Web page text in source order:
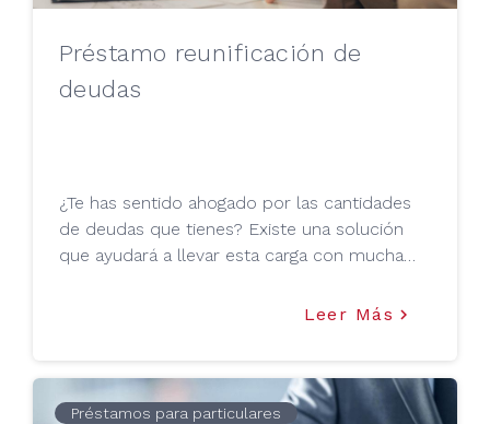
Préstamo reunificación de
deudas
¿Te has sentido ahogado por las cantidades
de deudas que tienes? Existe una solución
que ayudará a llevar esta carga con mucha
Leer Más keyboard_arrow_right
Préstamos para particulares